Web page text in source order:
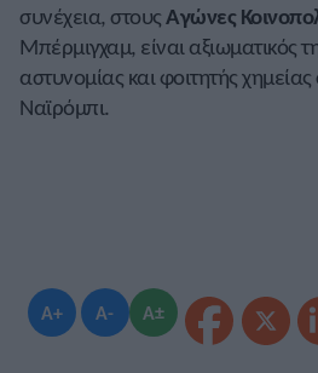
A+ A- A±
συνέχεια, στουςΑγώνες
Μπέρμιγχαμ, είναι αξιωματικός
αστυνομίας και φοιτητής
Ναϊρόμπι.